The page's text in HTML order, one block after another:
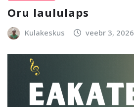
Oru laululaps
Kulakeskus veebr 3, 2026